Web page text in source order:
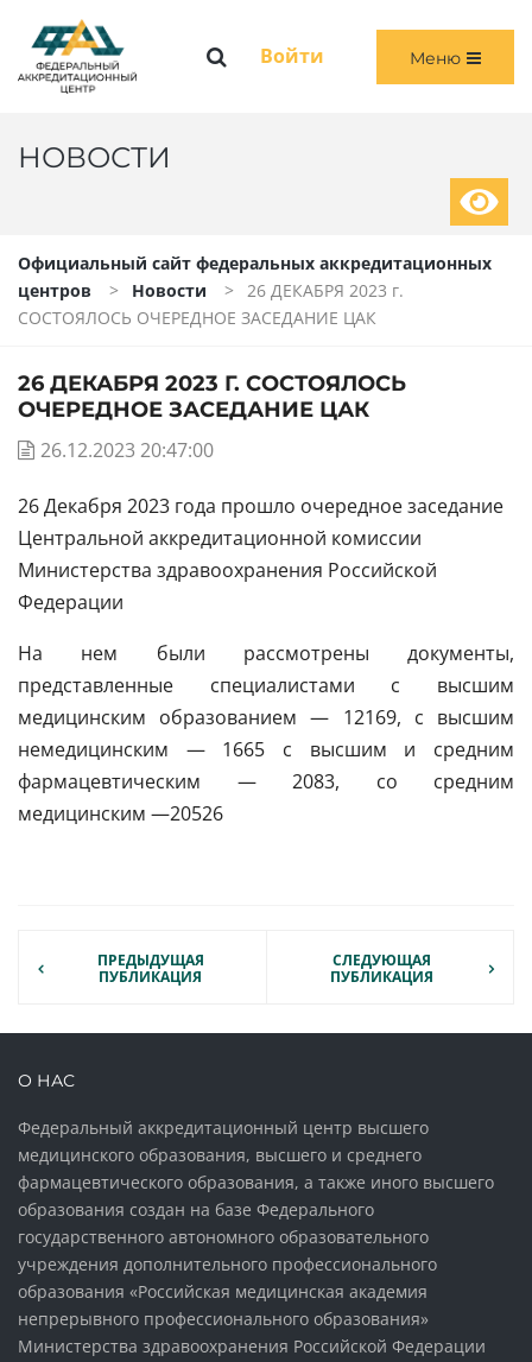
Войти Меню
НОВОСТИ
Официальный сайт федеральных аккредитационных
центров
Новости
26 ДЕКАБРЯ 2023 г.
СОСТОЯЛОСЬ ОЧЕРЕДНОЕ ЗАСЕДАНИЕ ЦАК
26 ДЕКАБРЯ 2023 Г. СОСТОЯЛОСЬ
ОЧЕРЕДНОЕ ЗАСЕДАНИЕ ЦАК
26.12.2023 20:47:00
26 Декабря 2023 года прошло очередное заседание
Центральной аккредитационной комиссии
Министерства здравоохранения Российской
Федерации
На нем были рассмотрены документы,
представленные специалистами с высшим
медицинским образованием — 12169, с высшим
немедицинским — 1665 с высшим и средним
фармацевтическим — 2083, со средним
медицинским —20526
ПРЕДЫДУЩАЯ
ПУБЛИКАЦИЯ
СЛЕДУЮЩАЯ
ПУБЛИКАЦИЯ
О НАС
Федеральный аккредитационный центр высшего
медицинского образования, высшего и среднего
фармацевтического образования, а также иного высшего
образования создан на базе Федерального
государственного автономного образовательного
учреждения дополнительного профессионального
образования «Российская медицинская академия
непрерывного профессионального образования»
Министерства здравоохранения Российской Федерации
ГЛАВНАЯ
ОБЩАЯ ИНФОРМАЦИЯ
ПЕРИОДИЧЕСКАЯ АККРЕДИТАЦИЯ
ВОЙТИ